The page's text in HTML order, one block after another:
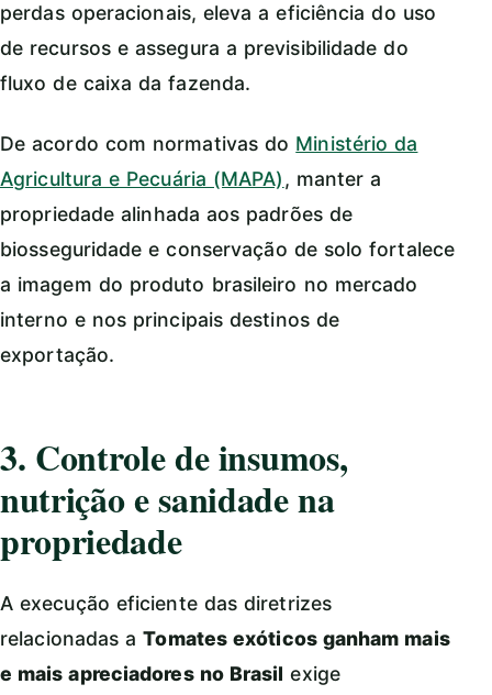
perdas operacionais, eleva a eficiência do uso
de recursos e assegura a previsibilidade do
fluxo de caixa da fazenda.
De acordo com normativas do Ministério da
Agricultura e Pecuária (MAPA), manter a
propriedade alinhada aos padrões de
biosseguridade e conservação de solo fortalece
a imagem do produto brasileiro no mercado
interno e nos principais destinos de
exportação.
3. Controle de insumos,
nutrição e sanidade na
propriedade
A execução eficiente das diretrizes
relacionadas aTomates exóticos ganham mais
e mais apreciadores no Brasil exige